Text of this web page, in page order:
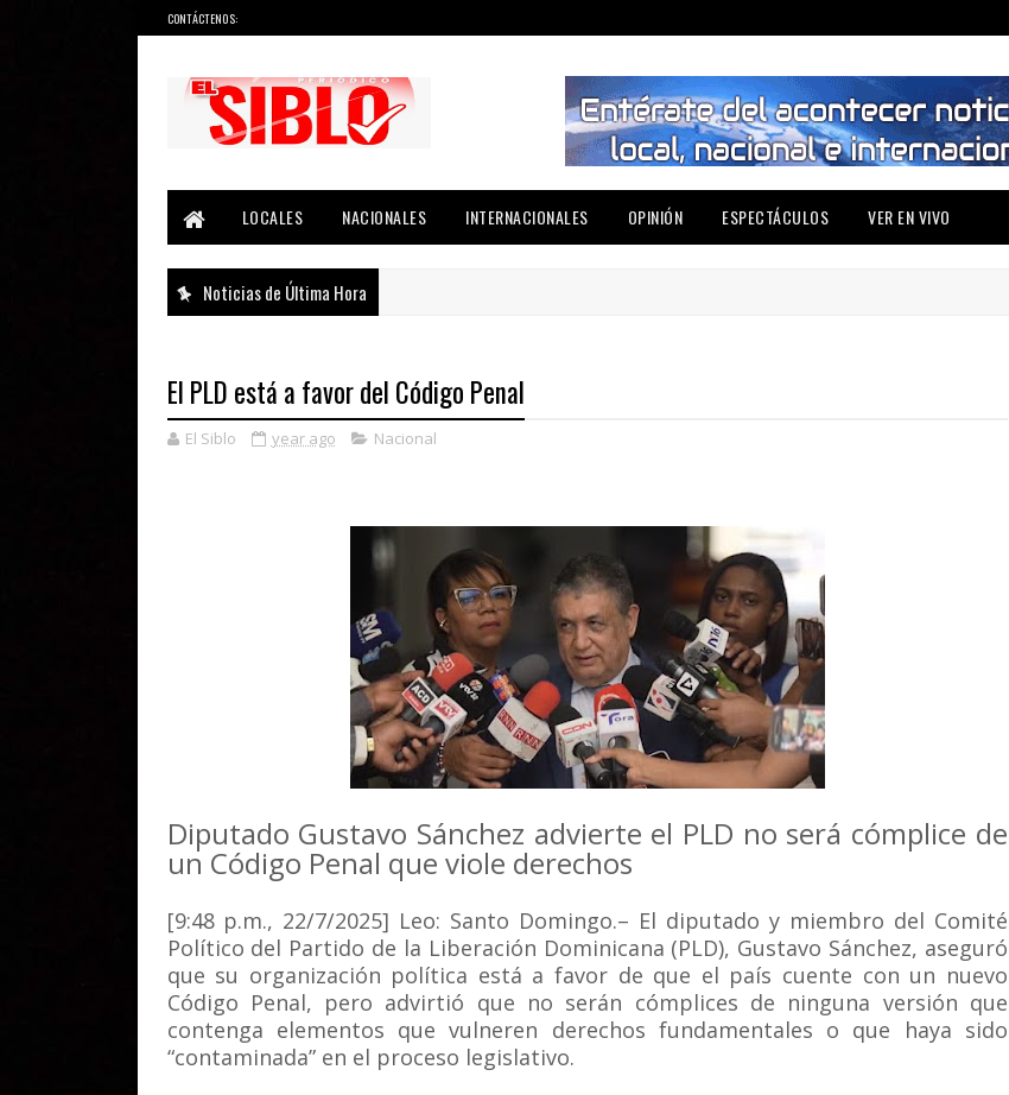
CONTÁCTENOS:
LOCALES
NACIONALES INTERNACIONALES OPINIÓN ESPECTÁCULOS VER EN VIVO
Noticias de Última Hora
El PLD está a favor del Código Penal
El Siblo year ago Nacional
Diputado Gustavo Sánchez advierte el PLD no será cómplice de
un Código Penal que viole derechos
[9:48 p.m., 22/7/2025] Leo: Santo Domingo.– El diputado y miembro del Comité
Político del Partido de la Liberación Dominicana (PLD), Gustavo Sánchez, aseguró
que su organización política está a favor de que el país cuente con un nuevo
Código Penal, pero advirtió que no serán cómplices de ninguna versión que
contenga elementos que vulneren derechos fundamentales o que haya sido
“contaminada” en el proceso legislativo.